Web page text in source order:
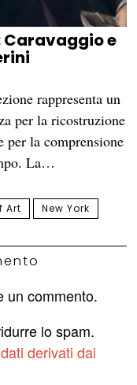
Caravaggio e
rappresenta un
per la ricostruzione
la comprensione
La…
Art New York
un commento.
lo spam.
derivati dai